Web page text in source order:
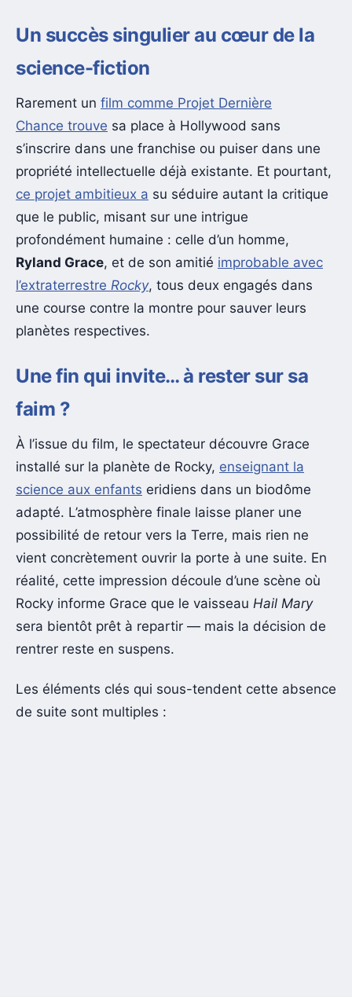
Un succès singulier au cœur de la
science-fiction
Rarement un film comme Projet Dernière
Chance trouve sa place à Hollywood sans
s’inscrire dans une franchise ou puiser dans une
propriété intellectuelle déjà existante. Et pourtant,
ce projet ambitieux a su séduire autant la critique
que le public, misant sur une intrigue
profondément humaine : celle d’un homme,
Ryland Grace, et de son amitié improbable avec
l’extraterrestre Rocky, tous deux engagés dans
une course contre la montre pour sauver leurs
planètes respectives.
Une fin qui invite… à rester sur sa
faim ?
À l’issue du film, le spectateur découvre Grace
installé sur la planète de Rocky, enseignant la
science aux enfants eridiens dans un biodôme
adapté. L’atmosphère finale laisse planer une
possibilité de retour vers la Terre, mais rien ne
vient concrètement ouvrir la porte à une suite. En
réalité, cette impression découle d’une scène où
Rocky informe Grace que le vaisseau Hail Mary
sera bientôt prêt à repartir — mais la décision de
rentrer reste en suspens.
Les éléments clés qui sous-tendent cette absence
de suite sont multiples :